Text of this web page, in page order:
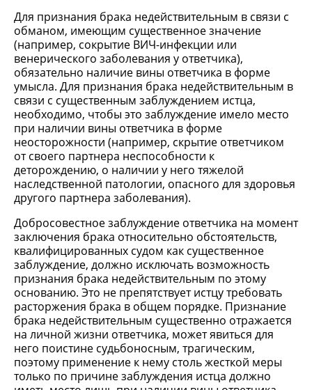
Для признания брака недействительным в связи с
обманом, имеющим существенное значение
(например, сокрытие ВИЧ-инфекции или
венерического заболевания у ответчика),
обязательно наличие вины ответчика в форме
умысла. Для признания брака недействительным в
связи с существенным заблуждением истца,
необходимо, чтобы это заблуждение имело место
при наличии вины ответчика в форме
неосторожности (например, скрытие ответчиком
от своего партнера неспособности к
деторождению, о наличии у него тяжелой
наследственной патологии, опасного для здоровья
другого партнера заболевания).
Добросовестное заблуждение ответчика на момент
заключения брака относительно обстоятельств,
квалифицированных судом как существенное
заблуждение, должно исключать возможность
признания брака недействительным по этому
основанию. Это не препятствует истцу требовать
расторжения брака в общем порядке. Признание
брака недействительным существенно отражается
на личной жизни ответчика, может явиться для
него поистине судьбоносным, трагическим,
поэтому применение к нему столь жесткой меры
только по причине заблуждения истца должно